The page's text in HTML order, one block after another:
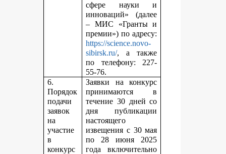
сфере науки и
инноваций» (далее
– МИС «Гранты и
премии») по адресу:
https://science.novo-
sibirsk.ru/, а также
по телефону: 227-
55-76.
6.
Порядок
подачи
заявок
на
участие
в
конкурс
Заявки на конкурс
принимаются в
течение 30 дней со
дня публикации
настоящего
извещения с 30 мая
по 28 июня 2025
года включительно